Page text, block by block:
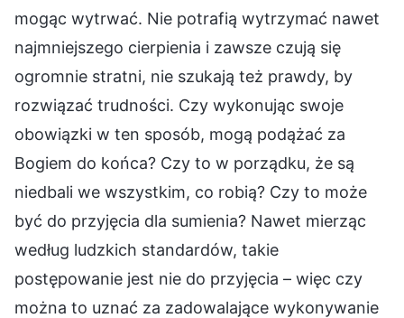
mogąc wytrwać. Nie potrafią wytrzymać nawet
najmniejszego cierpienia i zawsze czują się
ogromnie stratni, nie szukają też prawdy, by
rozwiązać trudności. Czy wykonując swoje
obowiązki w ten sposób, mogą podążać za
Bogiem do końca? Czy to w porządku, że są
niedbali we wszystkim, co robią? Czy to może
być do przyjęcia dla sumienia? Nawet mierząc
według ludzkich standardów, takie
postępowanie jest nie do przyjęcia – więc czy
można to uznać za zadowalające wykonywanie